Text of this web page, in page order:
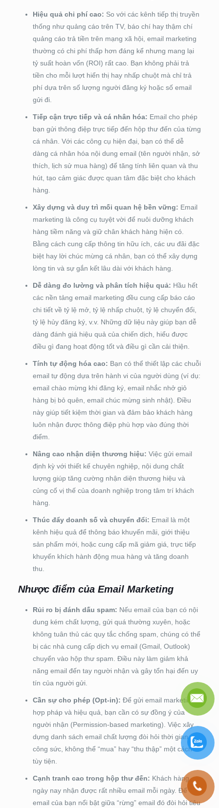
Hiệu quả chi phí cao: So với các kênh tiếp thị truyền
thống như quảng cáo trên TV, báo chí hay thậm chí
quảng cáo trả tiền trên mạng xã hội, email marketing
thường có chi phí thấp hơn đáng kể nhưng mang lại
tỷ suất hoàn vốn (ROI) rất cao. Bạn không phải trả
tiền cho mỗi lượt hiển thị hay nhấp chuột mà chỉ trả
phí dựa trên số lượng người đăng ký hoặc số email
gửi đi.
Tiếp cận trực tiếp và cá nhân hóa: Email cho phép
bạn gửi thông điệp trực tiếp đến hộp thư đến của từng
cá nhân. Với các công cụ hiện đại, bạn có thể dễ
dàng cá nhân hóa nội dung email (tên người nhận, sở
thích, lịch sử mua hàng) để tăng tính liên quan và thu
hút, tạo cảm giác được quan tâm đặc biệt cho khách
hàng.
Xây dựng và duy trì mối quan hệ bền vững: Email
marketing là công cụ tuyệt vời để nuôi dưỡng khách
hàng tiềm năng và giữ chân khách hàng hiện có.
Bằng cách cung cấp thông tin hữu ích, các ưu đãi đặc
biệt hay lời chúc mừng cá nhân, bạn có thể xây dựng
lòng tin và sự gắn kết lâu dài với khách hàng.
Dễ dàng đo lường và phân tích hiệu quả: Hầu hết
các nền tảng email marketing đều cung cấp báo cáo
chi tiết về tỷ lệ mở, tỷ lệ nhấp chuột, tỷ lệ chuyển đổi,
tỷ lệ hủy đăng ký, v.v. Những dữ liệu này giúp bạn dễ
dàng đánh giá hiệu quả của chiến dịch, hiểu được
điều gì đang hoạt động tốt và điều gì cần cải thiện.
Tính tự động hóa cao: Bạn có thể thiết lập các chuỗi
email tự động dựa trên hành vi của người dùng (ví dụ:
email chào mừng khi đăng ký, email nhắc nhở giỏ
hàng bị bỏ quên, email chúc mừng sinh nhật). Điều
này giúp tiết kiệm thời gian và đảm bảo khách hàng
luôn nhận được thông điệp phù hợp vào đúng thời
điểm.
Nâng cao nhận diện thương hiệu: Việc gửi email
định kỳ với thiết kế chuyên nghiệp, nội dung chất
lượng giúp tăng cường nhận diện thương hiệu và
củng cố vị thế của doanh nghiệp trong tâm trí khách
hàng.
Thúc đẩy doanh số và chuyển đổi: Email là một
kênh hiệu quả để thông báo khuyến mãi, giới thiệu
sản phẩm mới, hoặc cung cấp mã giảm giá, trực tiếp
khuyến khích hành động mua hàng và tăng doanh
thu.
Nhược điểm của Email Marketing
Rủi ro bị đánh dấu spam: Nếu email của bạn có nội
dung kém chất lượng, gửi quá thường xuyên, hoặc
không tuân thủ các quy tắc chống spam, chúng có thể
bị các nhà cung cấp dịch vụ email (Gmail, Outlook)
chuyển vào hộp thư spam. Điều này làm giảm khả
năng email đến tay người nhận và gây tổn hại đến uy
tín của người gửi.
Cần sự cho phép (Opt-in): Để gửi email marketing
hợp pháp và hiệu quả, bạn cần có sự đồng ý của
người nhận (Permission-based marketing). Việc xây
dựng danh sách email chất lượng đòi hỏi thời gian và
công sức, không thể “mua” hay “thu thập” một cách
tùy tiện.
Cạnh tranh cao trong hộp thư đến: Khách hàng
ngày nay nhận được rất nhiều email mỗi ngày. Để
email của bạn nổi bật giữa “rừng” email đó đòi hỏi tiêu